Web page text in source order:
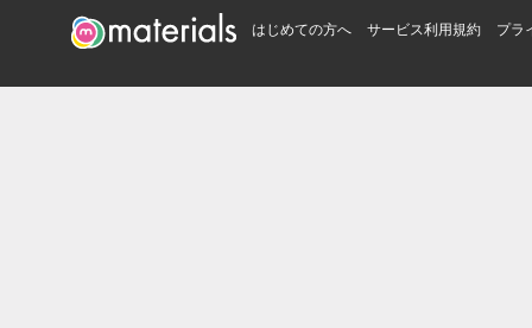
はじめての方へ サービス利用規約 プラ